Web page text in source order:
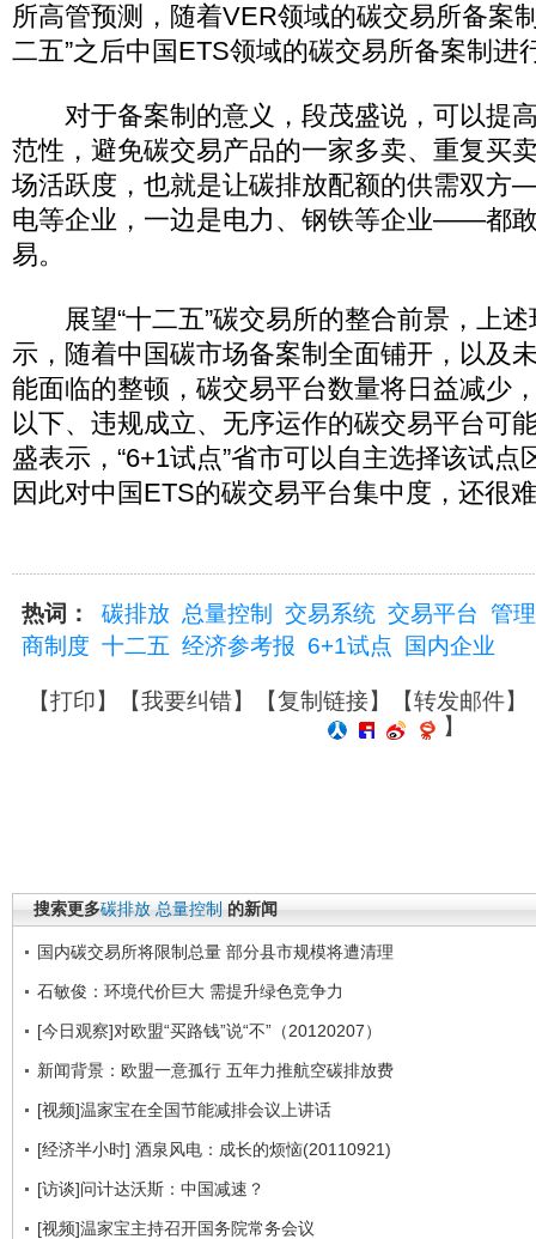
所高管预测，随着VER领域的碳交易所备案
二五”之后中国ETS领域的碳交易所备案制进
对于备案制的意义，段茂盛说，可以提
范性，避免碳交易产品的一家多卖、重复买
场活跃度，也就是让碳排放配额的供需双
电等企业，一边是电力、钢铁等企业——都
易。
展望“十二五”碳交易所的整合前景，上述
示，随着中国碳市场备案制全面铺开，以及
能面临的整顿，碳交易平台数量将日益减少
以下、违规成立、无序运作的碳交易平台可
盛表示，“6+1试点”省市可以自主选择该试点
因此对中国ETS的碳交易平台集中度，还很
热词： 碳排放 总量控制 交易系统 交易平台 管
商制度 十二五 经济参考报 6+1试点 国内企业
【打印】【我要纠错】【复制链接】【转发邮件】
】
搜索更多碳排放 总量控制 的新闻
国内碳交易所将限制总量 部分县市规模将遭清理
石敏俊：环境代价巨大 需提升绿色竞争力
[今日观察]对欧盟“买路钱”说“不”（20120207）
新闻背景：欧盟一意孤行 五年力推航空碳排放费
[视频]温家宝在全国节能减排会议上讲话
[经济半小时] 酒泉风电：成长的烦恼(20110921)
[访谈]问计达沃斯：中国减速？
[视频]温家宝主持召开国务院常务会议